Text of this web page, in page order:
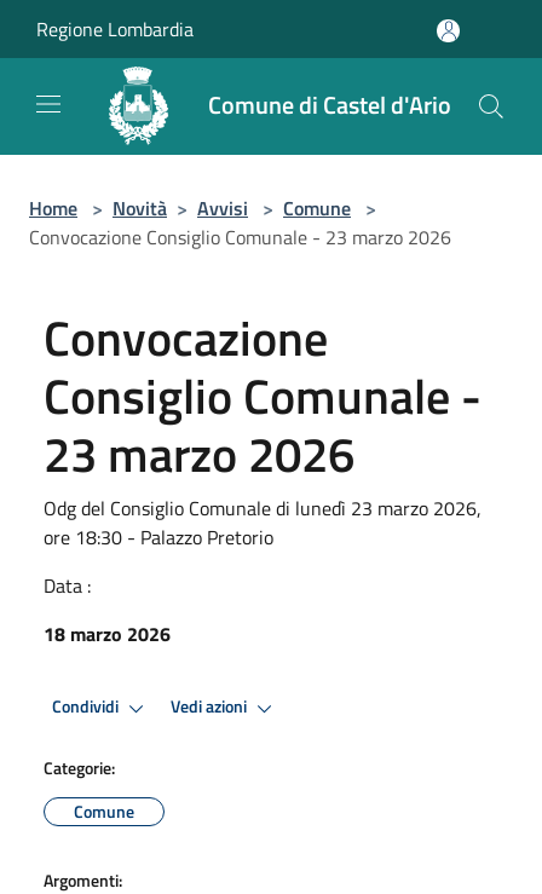
Regione Lombardia
Comune di Castel d'Ario
Home > Novità > Avvisi > Comune >
Convocazione Consiglio Comunale - 23 marzo 2026
Convocazione
Consiglio Comunale -
23 marzo 2026
Odg del Consiglio Comunale di lunedì 23 marzo 2026,
ore 18:30 - Palazzo Pretorio
Data :
18 marzo 2026
Condividi Vedi azioni
Categorie:
Comune
Argomenti: